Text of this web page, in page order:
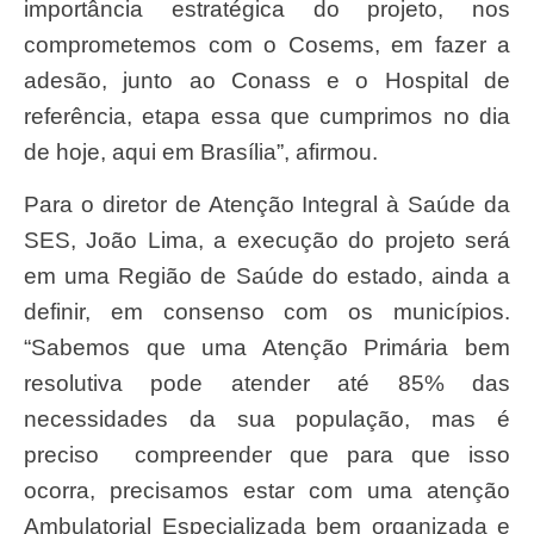
importância estratégica do projeto, nos
comprometemos com o Cosems, em fazer a
adesão, junto ao Conass e o Hospital de
referência, etapa essa que cumprimos no dia
de hoje, aqui em Brasília”, afirmou.
Para o diretor de Atenção Integral à Saúde da
SES, João Lima, a execução do projeto será
em uma Região de Saúde do estado, ainda a
definir, em consenso com os municípios.
“Sabemos que uma Atenção Primária bem
resolutiva pode atender até 85% das
necessidades da sua população, mas é
preciso compreender que para que isso
ocorra, precisamos estar com uma atenção
Ambulatorial Especializada bem organizada e